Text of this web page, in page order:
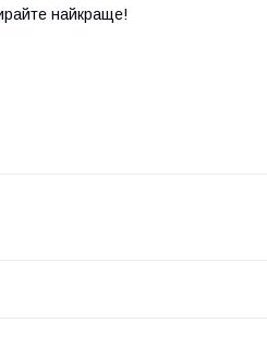
найкраще!